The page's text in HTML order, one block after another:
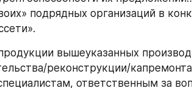
подрядных организаций в
реконструкции/капремонта
ответственным за